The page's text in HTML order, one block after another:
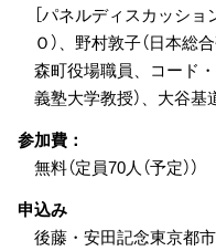
［パネルディスカッシ
Ｏ）、野村敦子（日本総
森町役場職員、コード
義塾大学教授）、大谷基
参加費：
無料（定員70人（予定））
申込み
後藤・安田記念東京都